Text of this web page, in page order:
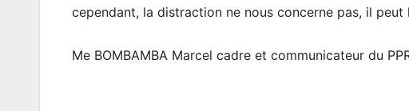
cependant, la distraction ne nous concerne pas, il peut
Me BOMBAMBA Marcel cadre et communicateur du